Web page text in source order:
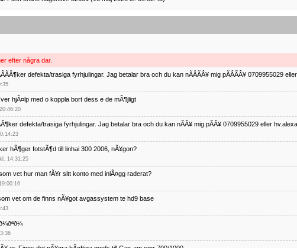
efter några dar.
defekta/trasiga fyrhjulingar. Jag betalar bra och du kan nÃÂÃÂ¥ mig pÃÂÃÂ¥
hjÃ¤lp med o koppla bort dess e de mÃ¶jligt
defekta/trasiga fyrhjulingar. Jag betalar bra och du kan nÃÂ¥ mig pÃÂ¥ 0709955029 eller
hÃ¶ger fotstÃ¶d till linhai 300 2006, nÃ¥gon?
14:31:25
vet hur man fÃ¥r sitt konto med inlÃ¤gg raderat?
vet om de finns nÃ¥got avgassystem te hd9 base